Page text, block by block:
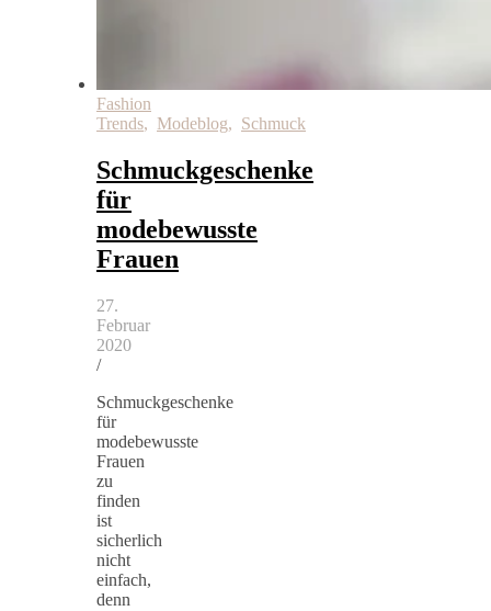
Fashion
Trends, Modeblog, Schmuck
Schmuckgeschenke
für
modebewusste
Frauen
27.
Februar
2020
/
Schmuckgeschenke
für
modebewusste
Frauen
zu
finden
ist
sicherlich
nicht
einfach,
denn